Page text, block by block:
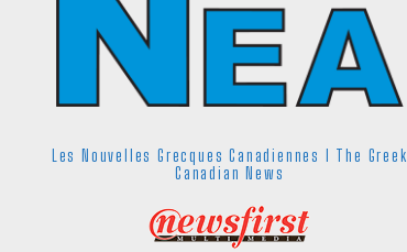
Les Nouvelles Grecques Canadiennes I The Greek
Canadian News